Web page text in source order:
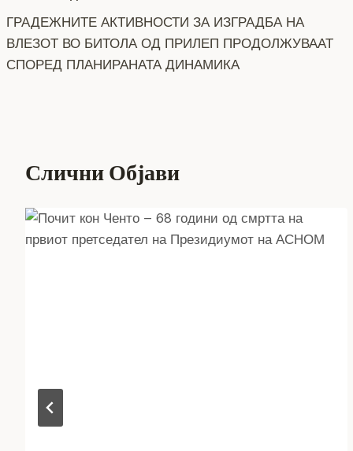
o
o
k
g
er
m p
p
n
k
на
напис
ГРАДЕЖНИТЕ АКТИВНОСТИ ЗА ИЗГРАДБА НА
ВЛЕЗОТ ВО БИТОЛА ОД ПРИЛЕП ПРОДОЛЖУВААТ
СПОРЕД ПЛАНИРАНАТА ДИНАМИКА
Слични Објави